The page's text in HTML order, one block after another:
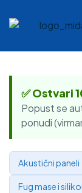
✅ Ostvari
Popust se
ponudi
Akustični paneli
Fug mase i